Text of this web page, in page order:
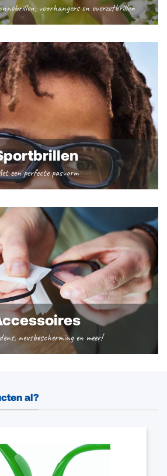
voorhangers en overzetbrillen
een perfecte pasvorm
neusbescherming en meer!
al?